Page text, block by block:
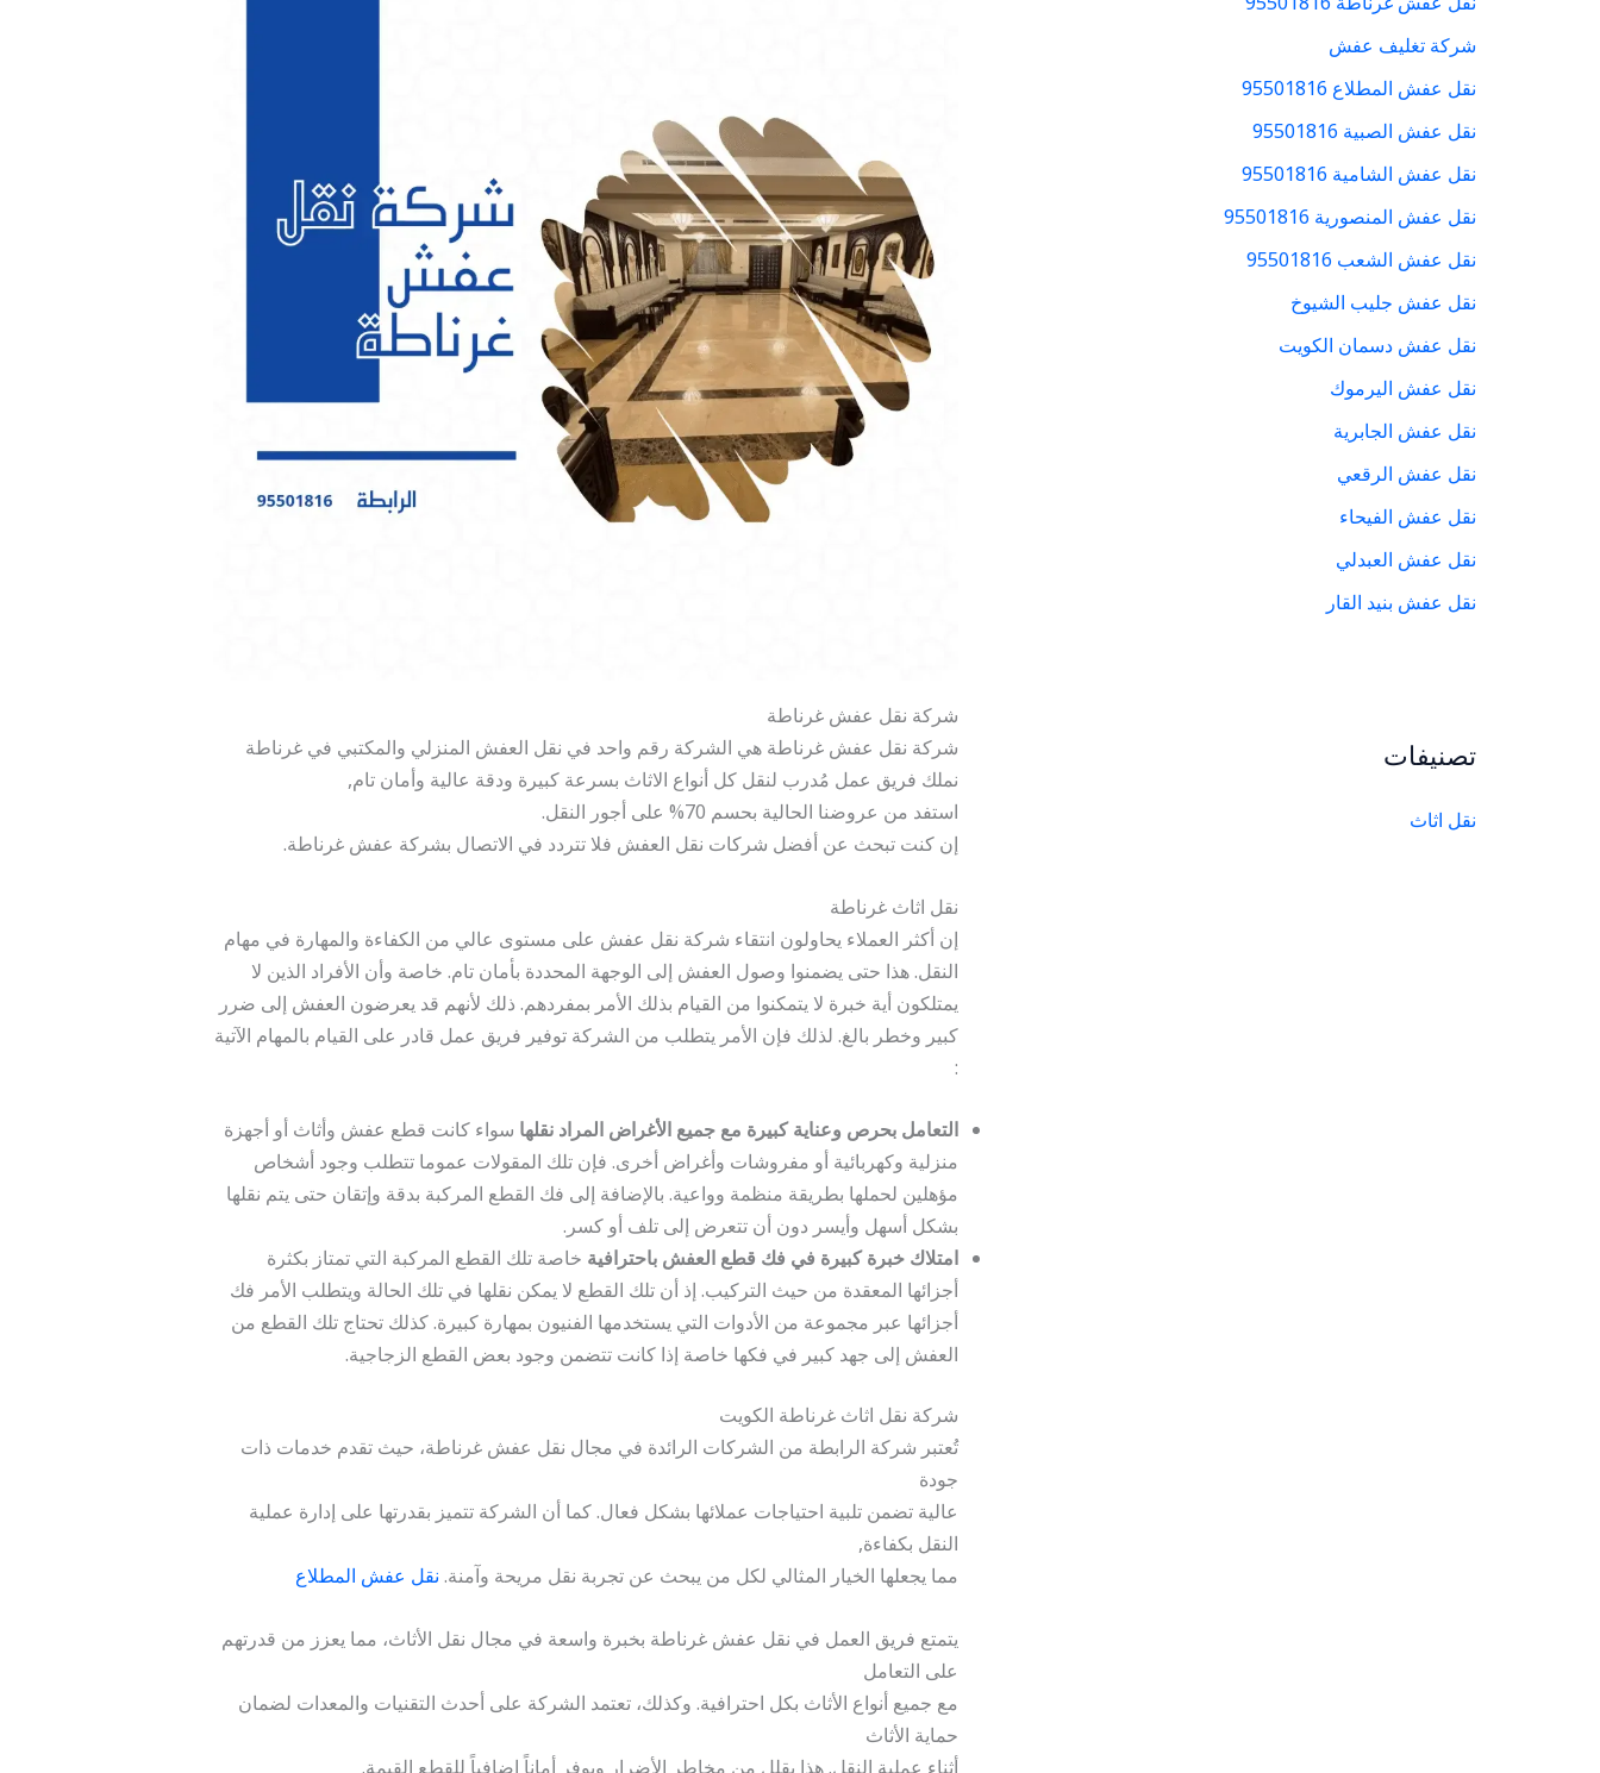
شركة تغليف عفش
نقل عفش المطلاع 95501816
نقل عفش الصبية 95501816
نقل عفش الشامية 95501816
نقل عفش المنصورية 95501816
نقل عفش الشعب 95501816
نقل عفش جليب الشيوخ
نقل عفش دسمان الكويت
نقل عفش اليرموك
نقل عفش الجابرية
نقل عفش الرقعي
نقل عفش الفيحاء
نقل عفش العبدلي
نقل عفش بنيد القار
تصنيفات
نقل اثاث
شركة نقل عفش غرناطة
شركة نقل عفش غرناطة هي الشركة رقم واحد في نقل العفش المنزلي والمكتبي في غرناطة
نملك فريق عمل مُدرب لنقل كل أنواع الاثاث بسرعة كبيرة ودقة عالية وأمان تام,
استفد من عروضنا الحالية بحسم 70% على أجور النقل.
إن كنت تبحث عن أفضل شركات نقل العفش فلا تتردد في الاتصال بشركة عفش غرناطة.
نقل اثاث غرناطة
إن أكثر العملاء يحاولون انتقاء شركة نقل عفش على مستوى عالي من الكفاءة والمهارة في مهام
النقل. هذا حتى يضمنوا وصول العفش إلى الوجهة المحددة بأمان تام. خاصة وأن الأفراد الذين لا
يمتلكون أية خبرة لا يتمكنوا من القيام بذلك الأمر بمفردهم. ذلك لأنهم قد يعرضون العفش إلى ضرر
كبير وخطر بالغ. لذلك فإن الأمر يتطلب من الشركة توفير فريق عمل قادر على القيام بالمهام الآتية
:
التعامل بحرص وعناية كبيرة مع جميع الأغراض المراد نقلها سواء كانت قطع عفش وأثاث أو أجهزة
منزلية وكهربائية أو مفروشات وأغراض أخرى. فإن تلك المقولات عموما تتطلب وجود أشخاص
مؤهلين لحملها بطريقة منظمة وواعية. بالإضافة إلى فك القطع المركبة بدقة وإتقان حتى يتم نقلها
بشكل أسهل وأيسر دون أن تتعرض إلى تلف أو كسر.
امتلاك خبرة كبيرة في فك قطع العفش باحترافية خاصة تلك القطع المركبة التي تمتاز بكثرة
أجزائها المعقدة من حيث التركيب. إذ أن تلك القطع لا يمكن نقلها في تلك الحالة ويتطلب الأمر فك
أجزائها عبر مجموعة من الأدوات التي يستخدمها الفنيون بمهارة كبيرة. كذلك تحتاج تلك القطع من
العفش إلى جهد كبير في فكها خاصة إذا كانت تتضمن وجود بعض القطع الزجاجية.
شركة نقل اثاث غرناطة الكويت
تُعتبر شركة الرابطة من الشركات الرائدة في مجال نقل عفش غرناطة، حيث تقدم خدمات ذات
جودة
عالية تضمن تلبية احتياجات عملائها بشكل فعال. كما أن الشركة تتميز بقدرتها على إدارة عملية
النقل بكفاءة,
مما يجعلها الخيار المثالي لكل من يبحث عن تجربة نقل مريحة وآمنة. نقل عفش المطلاع
يتمتع فريق العمل في نقل عفش غرناطة بخبرة واسعة في مجال نقل الأثاث، مما يعزز من قدرتهم
على التعامل
مع جميع أنواع الأثاث بكل احترافية. وكذلك، تعتمد الشركة على أحدث التقنيات والمعدات لضمان
حماية الأثاث
أثناء عملية النقل. هذا يقلل من مخاطر الأضرار ويوفر أماناً إضافياً للقطع القيمة.